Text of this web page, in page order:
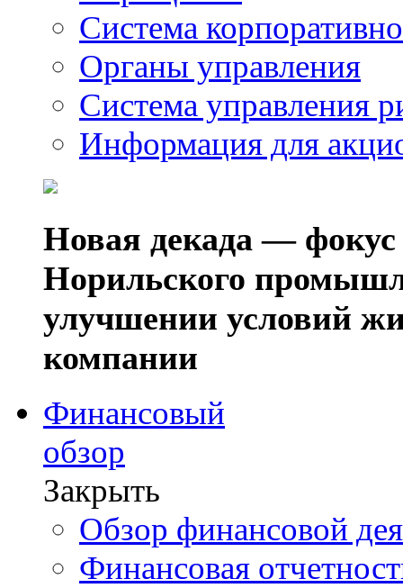
Система
Органы управления
Система управления
Информация для
Новая декада — фокус
Норильского
улучшении условий
компании
Финансовый
обзор
Закрыть
Обзор финансовой
Финансовая